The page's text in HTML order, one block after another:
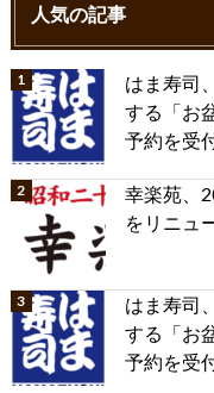
人気の記事
はま寿司
する「お
予約を受
幸楽苑、
をリニュ
はま寿司
する「お
予約を受